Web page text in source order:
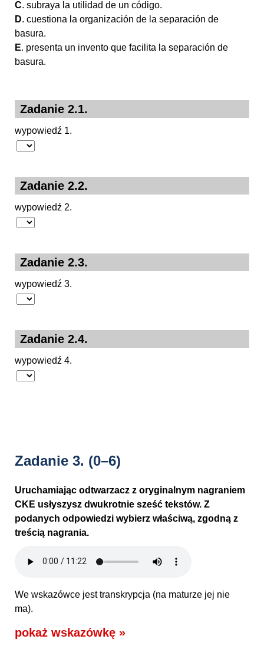
C. subraya la utilidad de un código.
D. cuestiona la organización de la separación de
basura.
E. presenta un invento que facilita la separación de
basura.
Zadanie 2.1.
wypowiedź 1.
Zadanie 2.2.
wypowiedź 2.
Zadanie 2.3.
wypowiedź 3.
Zadanie 2.4.
wypowiedź 4.
Zadanie 3. (0–6)
Uruchamiając odtwarzacz z oryginalnym nagraniem
CKE usłyszysz dwukrotnie sześć tekstów. Z
podanych odpowiedzi wybierz właściwą, zgodną z
treścią nagrania.
We wskazówce jest transkrypcja (na maturze jej nie
ma).
pokaż wskazówkę »